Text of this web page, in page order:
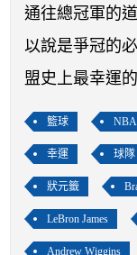
通往總冠軍的
以說是爭冠的
盟史上最幸運
籃球 NBA
幸運 球隊
狀元籤
LeBron James
Andrew Wiggins